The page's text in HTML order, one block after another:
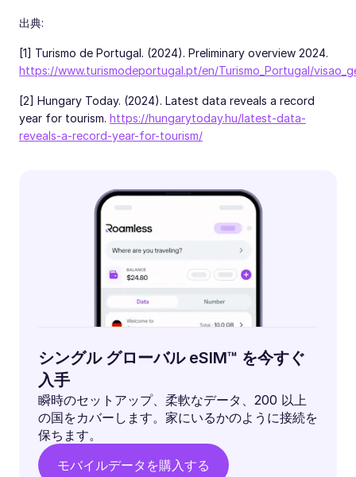
出典:
[1] Turismo de Portugal. (2024). Preliminary overview 2024.
https://www.turismodeportugal.pt/en/Turismo_Portugal/
[2] Hungary Today. (2024). Latest data reveals a record
year for tourism. https://hungarytoday.hu/latest-data-
reveals-a-record-year-for-tourism/
シングル グローバル eSIM™ を今すぐ
入手
瞬時のセットアップ、柔軟なデータ、200 以上
の国をカバーします。家にいるかのように接続を
保ちます。
モバイルデータを購入する